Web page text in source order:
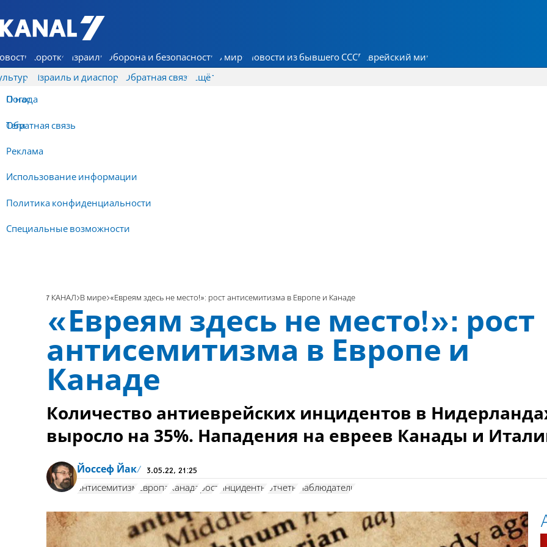
7 КАНАЛ - Аруц Шева
Коротко Израиль Оборона и безопасность В мире Новости из бывшего СССР Еврейский мир
Израиль и диаспора Обратная связь
О нас
Обратная связь
Реклама
Использование информации
Политика конфиденциальности
Специальные возможности
Ещё
Погода
Теги
7 КАНАЛ В мире «Евреям здесь не место!»: рост антисемитизма в Европе и Канаде
«Евреям здесь не место!»: рост
антисемитизма в Европе и
Канаде
Количество антиеврейских инцидентов в
выросло на 35%. Нападения на евреев Канады и
Йоссеф Йак 3.05.22, 21:25
антисемитизм Европа Канада рост инциденты отчеты наблюдатели